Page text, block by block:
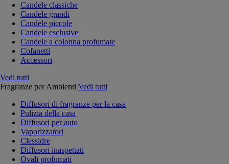
Candele classiche
Candele grandi
Candele piccole
Candele esclusive
Candele a colonna profumate
Cofanetti
Accessori
Vedi tutti
Fragranze per Ambienti Vedi tutti
Diffusori di fragranze per la casa
Pulizia della casa
Diffusori per auto
Vaporizzatori
Clessidre
Diffusori inaspettati
Ovali profumati